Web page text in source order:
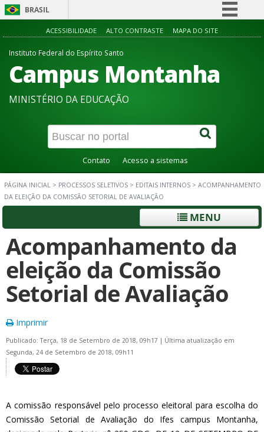
BRASIL
Simplifique!
Participe
Acesso à informação
Canais
ACESSIBILIDADE ALTO CONTRASTE MAPA DO SITE
Instituto Federal do Espírito Santo
Campus Montanha
MINISTÉRIO DA EDUCAÇÃO
Contato Acesso a sistemas
PÁGINA INICIAL > PROCESSOS SELETIVOS > EDITAIS INTERNOS > ACOMPANHAMENTO
DA ELEIÇÃO DA COMISSÃO SETORIAL DE AVALIAÇÃO
MENU
Acompanhamento da
eleição da Comissão
Setorial de Avaliação
Imprimir
Publicado: Terça, 18 de Setembro de 2018, 09h17 | Última atualização em
Segunda, 24 de Setembro de 2018, 09h11
A comissão responsável pelo processo eleitoral para escolha do
Comissão Setorial de Avaliação do Ifes campus Montanha,